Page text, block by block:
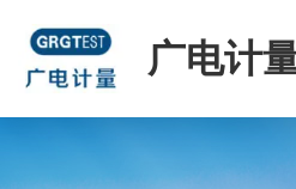
广电计
司